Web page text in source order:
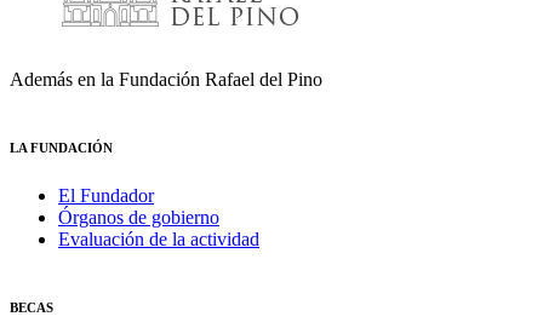
Además en la Fundación Rafael del Pino
LA FUNDACIÓN
El Fundador
Órganos de gobierno
Evaluación de la actividad
BECAS